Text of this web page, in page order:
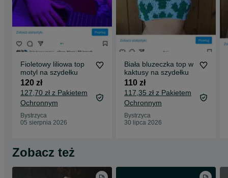
Fioletowy liliowa top
motyl na szydełku
120 zł
127,70 zł z Pakietem
Ochronnym
Bystrzyca
05 sierpnia 2026
Biała bluzeczka top w
kaktusy na szydełku
110 zł
117,35 zł z Pakietem
Ochronnym
Bystrzyca
30 lipca 2026
Zobacz też